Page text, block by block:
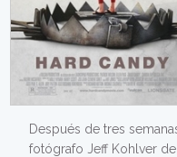
Después de tres
fotógrafo Jeff Kohlver